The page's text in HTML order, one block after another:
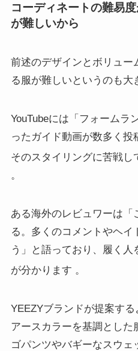
コーディネートの難易
が難しいから
前述のデザインとボリュー
る服が難しいというのも大
YouTubeには「フォームラ
ったガイド動画が数多く
そのスタイリングに苦戦し
。
ある海外のレビュワーは「
る。多くのコメントやヘイ
う」と語っており、履く人
が分かります 。
YEEZYブランドが提案す
アースカラーを基調とした
ゴパンツやバギーなスウェ